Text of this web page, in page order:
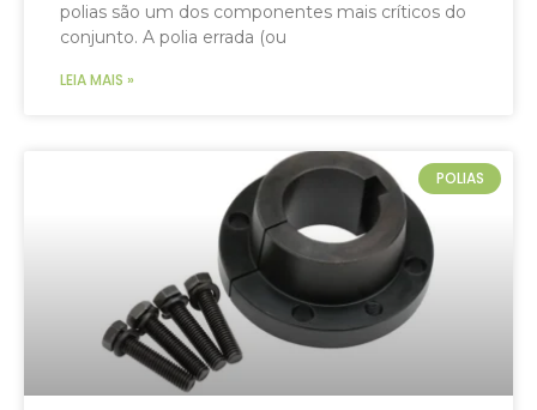
polias são um dos componentes mais críticos do
conjunto. A polia errada (ou
LEIA MAIS »
POLIAS